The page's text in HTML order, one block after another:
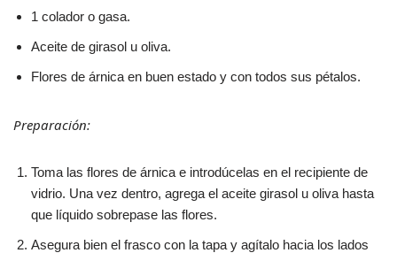
1 colador o gasa.
Aceite de girasol u oliva.
Flores de árnica en buen estado y con todos sus pétalos.
Preparación:
Toma las flores de árnica e introdúcelas en el recipiente de
vidrio. Una vez dentro, agrega el aceite girasol u oliva hasta
que líquido sobrepase las flores.
Asegura bien el frasco con la tapa y agítalo hacia los lados